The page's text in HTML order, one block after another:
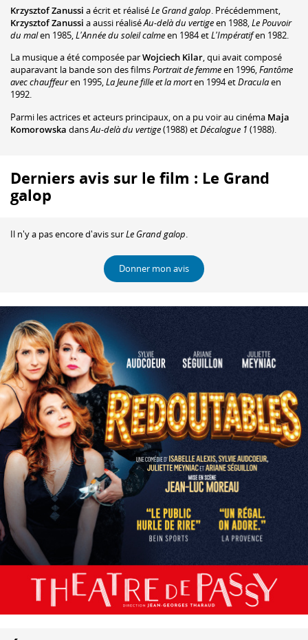
Krzysztof Zanussi a écrit et réaliséLe Grand galop. Précédemment,
Krzysztof Zanussi a aussi réaliséAu-delà du vertigeen 1988,Le Pouvoir
du malen 1985,L'Année du soleil calmeen 1984 etL'Impératifen 1982.
La musique a été composée parWojciech Kilar, qui avait composé
auparavant la bande son des filmsPortrait de femmeen 1996,Fantôme
avec chauffeuren 1995,La Jeune fille et la morten 1994 etDraculaen
1992.
Parmi les actrices et acteurs principaux, on a pu voir au cinéma Maja
Komorowska dansAu-delà du vertige(1988) etDécalogue 1 (1988).
Derniers avis sur le film : Le Grand
galop
Il n'y a pas encore d'avis surLe Grand galop.
Donner mon avis